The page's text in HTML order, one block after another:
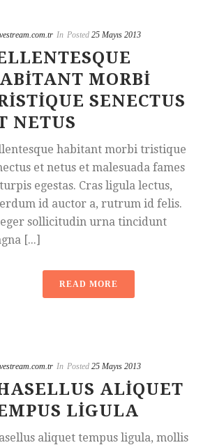
In Posted 25 Mayıs 2013
MORBI
SENECTUS
NETUS
habitant morbi tristique
et netus et malesuada fames
egestas. Cras ligula lectus,
id auctor a, rutrum id felis.
sollicitudin urna tincidunt
[...]
READ MORE
In Posted 25 Mayıs 2013
ALIQUET
LIGULA
aliquet tempus ligula, mollis